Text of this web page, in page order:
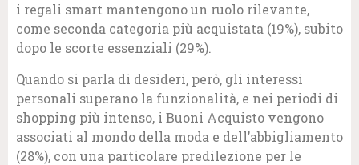
i regali smart mantengono un ruolo rilevante,
come seconda categoria più acquistata (19%), subito
dopo le scorte essenziali (29%).
Quando si parla di desideri, però, gli interessi
personali superano la funzionalità, e nei periodi di
shopping più intenso, i Buoni Acquisto vengono
associati al mondo della moda e dell’abbigliamento
(28%), con una particolare predilezione per le